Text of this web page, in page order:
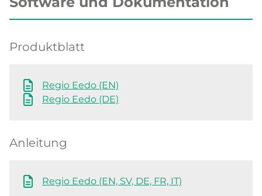
Produktblatt
Regio Eedo (EN)
Regio Eedo (DE)
Anleitung
Regio Eedo (EN, SV, DE, FR, IT)